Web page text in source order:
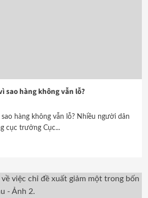
sao hàng không vẫn lỗ?
hàng không vẫn lỗ? Nhiều người dân
cục trưởng Cục...